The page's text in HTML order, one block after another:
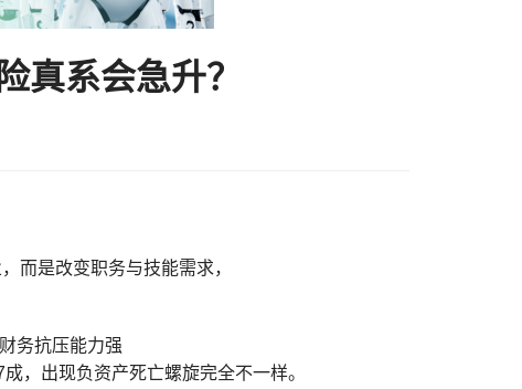
真系会急升？
而是改变职务与技能需求，
务抗压能力强
，出现负资产死亡螺旋完全不一样。